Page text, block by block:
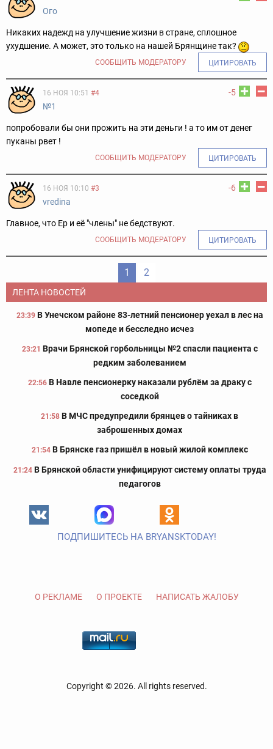
Ого
Никаких надежд на улучшениe жизни в стране, сплошное
ухудшение. А может, это только на нашей Брянщине так?
СООБЩИТЬ МОДЕРАТОРУ ЦИТИРОВАТЬ
-5
16 НОЯ 10:51 #4
№1
попробовали бы они прожить на эти деньги ! а то им от денег
пуканы рвет !
СООБЩИТЬ МОДЕРАТОРУ ЦИТИРОВАТЬ
-6
16 НОЯ 10:10 #3
vredina
Главное, что Ер и её "члены" не бедствуют.
СООБЩИТЬ МОДЕРАТОРУ ЦИТИРОВАТЬ
1 2
ЛЕНТА НОВОСТЕЙ
23:39 В Унечском районе 83-летний пенсионер уехал в лес на
мопеде и бесследно исчез
23:21 Врачи Брянской горбольницы №2 спасли пациента с
редким заболеванием
22:56 В Навле пенсионерку наказали рублём за драку с
соседкой
21:58 В МЧС предупредили брянцев о тайниках в
заброшенных домах
21:54 В Брянске газ пришёл в новый жилой комплекс
21:24 В Брянской области унифицируют систему оплаты труда
педагогов
ПОДПИШИТЕСЬ НА BRYANSKTODAY!
О РЕКЛАМЕ О ПРОЕКТЕ НАПИСАТЬ ЖАЛОБУ
Copyright © 2026. All rights reserved.